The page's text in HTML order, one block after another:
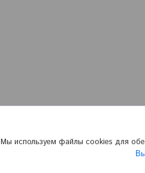
Мы используем файлы cookies для